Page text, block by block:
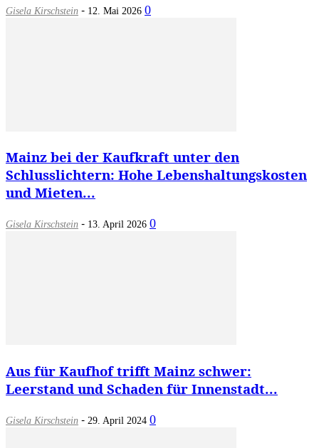
Gisela Kirschstein - 12. Mai 2026 0
Mainz bei der Kaufkraft unter den
Schlusslichtern: Hohe Lebenshaltungskosten
und Mieten...
Gisela Kirschstein - 13. April 2026 0
Aus für Kaufhof trifft Mainz schwer:
Leerstand und Schaden für Innenstadt...
Gisela Kirschstein - 29. April 2024 0